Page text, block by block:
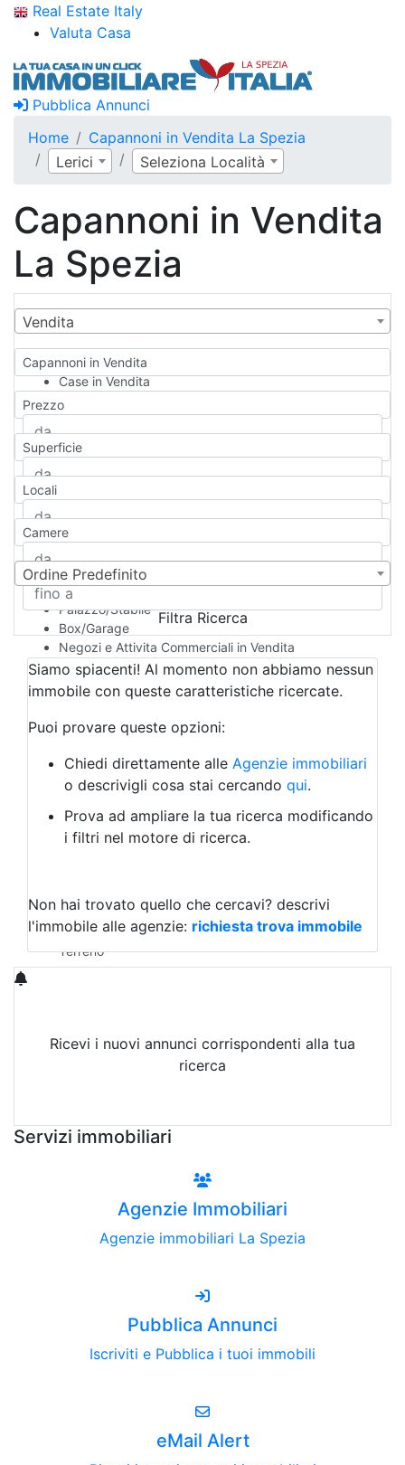
Real Estate Italy
Valuta Casa
Pubblica Annunci
Home
Capannoni in Vendita La Spezia
Lerici
Seleziona Località
Capannoni in Vendita
La Spezia
Vendita
Capannoni in Vendita
Case in Vendita
Qualsiasi
Appartamento
Casa indipendente
Casa Semi-indipendente
Attico/Mansarda
Rustico/Casale
Camera d'Albergo
Multiproprietà
Palazzo/Stabile
Box/Garage
Negozi e Attivita Commerciali in Vendita
Qualsiasi
Attività/Licenza Commerciale
Azienda Agricola
Bar/Ristorante
Albergo
Laboratorio Artigianale
Negozio/locale commerciale
Agriturismo
Magazzini
Qualsiasi
Terreno edificabile
Terreno
Prezzo
Superficie
Locali
Camere
Ordine Predefinito
Filtra Ricerca
Siamo spiacenti! Al momento non abbiamo nessun
immobile con queste caratteristiche ricercate.
Puoi provare queste opzioni:
Chiedi direttamente alle Agenzie immobiliari
o descrivigli cosa stai cercando qui.
Prova ad ampliare la tua ricerca modificando
i filtri nel motore di ricerca.
Non hai trovato quello che cercavi? descrivi
l'immobile alle agenzie: richiesta trova immobile
Ricevi i nuovi annunci corrispondenti alla tua
ricerca
Servizi immobiliari
Agenzie Immobiliari
Agenzie immobiliari La Spezia
Pubblica Annunci
Iscriviti e Pubblica i tuoi immobili
eMail Alert